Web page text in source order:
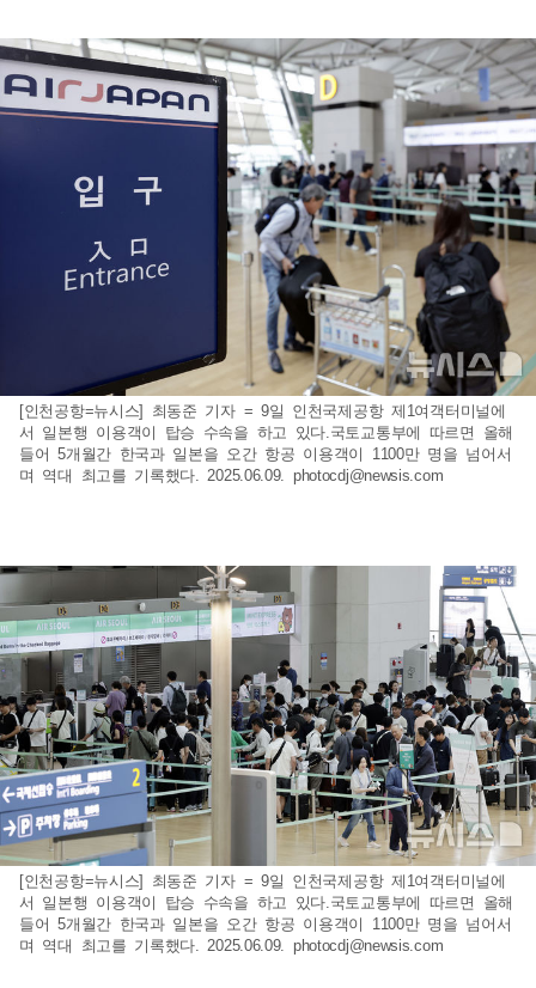
[인천공항=뉴시스] 최동준 기자 = 9일 인천국제공항 제1여객터미널에
서 일본행 이용객이 탑승 수속을 하고 있다.국토교통부에 따르면 올해
들어 5개월간 한국과 일본을 오간 항공 이용객이 1100만 명을 넘어서
며 역대 최고를 기록했다. 2025.06.09. photocdj@newsis.com
[인천공항=뉴시스] 최동준 기자 = 9일 인천국제공항 제1여객터미널에
서 일본행 이용객이 탑승 수속을 하고 있다.국토교통부에 따르면 올해
들어 5개월간 한국과 일본을 오간 항공 이용객이 1100만 명을 넘어서
며 역대 최고를 기록했다. 2025.06.09. photocdj@newsis.com